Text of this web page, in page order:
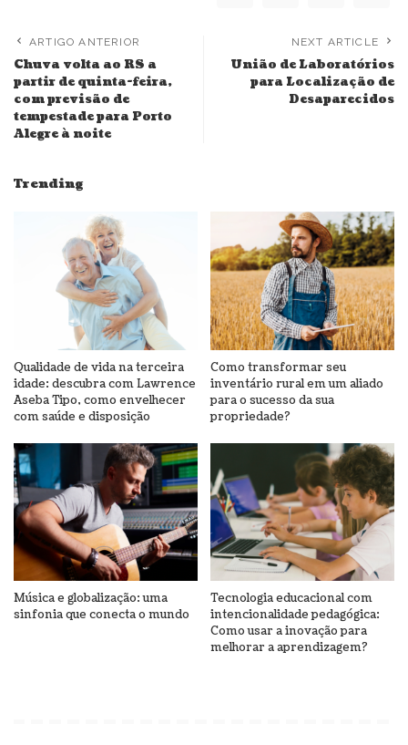
ARTIGO ANTERIOR
Chuva volta ao RS a
partir de quinta-feira,
com previsão de
tempestade para Porto
Alegre à noite
NEXT ARTICLE
União de Laboratórios
para Localização de
Desaparecidos
Trending
Qualidade de vida na terceira
idade: descubra com Lawrence
Aseba Tipo, como envelhecer
com saúde e disposição
Como transformar seu
inventário rural em um aliado
para o sucesso da sua
propriedade?
Música e globalização: uma
sinfonia que conecta o mundo
Tecnologia educacional com
intencionalidade pedagógica:
Como usar a inovação para
melhorar a aprendizagem?